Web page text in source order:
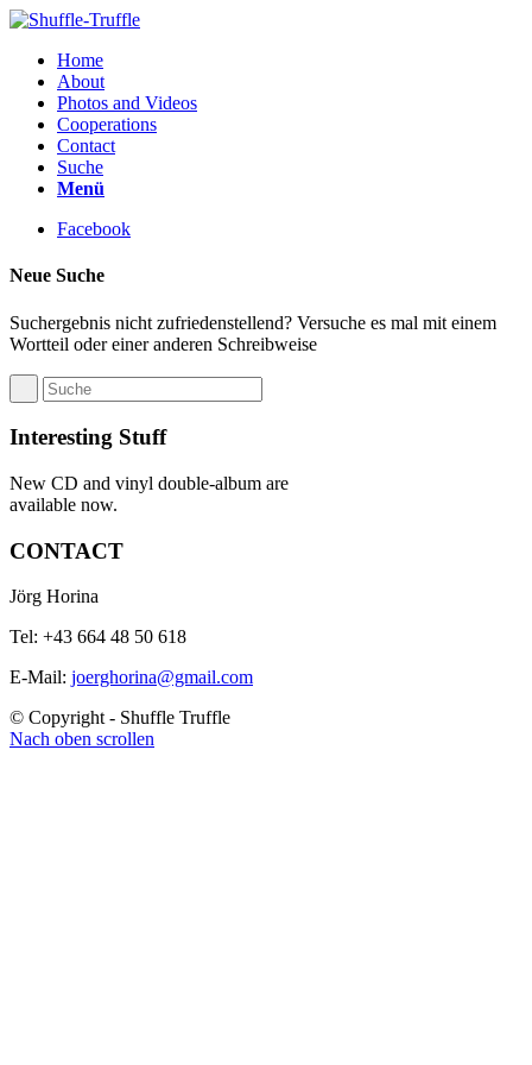
Home
About
Photos and Videos
Cooperations
Contact
Suche
Menü
Facebook
Neue Suche
Suchergebnis nicht zufriedenstellend? Versuche es mal mit einem
Wortteil oder einer anderen Schreibweise
Interesting Stuff
New CD and vinyl double-album are
available now.
CONTACT
Jörg Horina
Tel: +43 664 48 50 618
E-Mail: joerghorina@gmail.com
© Copyright - Shuffle Truffle
Nach oben scrollen